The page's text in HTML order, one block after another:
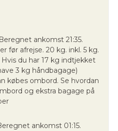
ankomst 21:35.
før afrejse. 20 kg. inkl. 5 kg.
du har 17 kg indtjekket
3 kg håndbagage)
købes ombord. Se hvordan
og ekstra bagage på
ankomst 01:15.